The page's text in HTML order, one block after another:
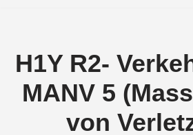
H1Y R2-
MANV 5
von